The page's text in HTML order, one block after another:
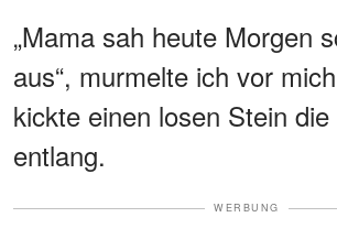
„Mama sah heute Morgen
aus“, murmelte ich vor
kickte einen losen Stein
entlang.
WERBUNG